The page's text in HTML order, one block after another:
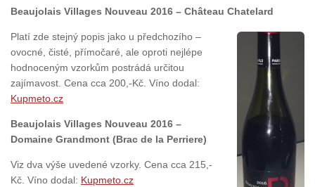
Beaujolais Villages Nouveau 2016 – Château Chatelard
Platí zde stejný popis jako u předchozího –
ovocné, čisté, přímočaré, ale oproti nejlépe
hodnoceným vzorkům postrádá určitou
zajímavost. Cena cca 200,-Kč. Víno dodal:
Kupmeto.cz
Beaujolais Villages Nouveau 2016 –
Domaine Grandmont (Brac de la Perriere)
Viz dva výše uvedené vzorky. Cena cca 215,-
Kč. Víno dodal: Kupmeto.cz